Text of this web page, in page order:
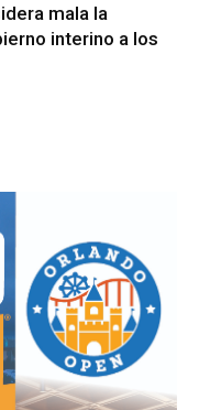
mala la
interino a los